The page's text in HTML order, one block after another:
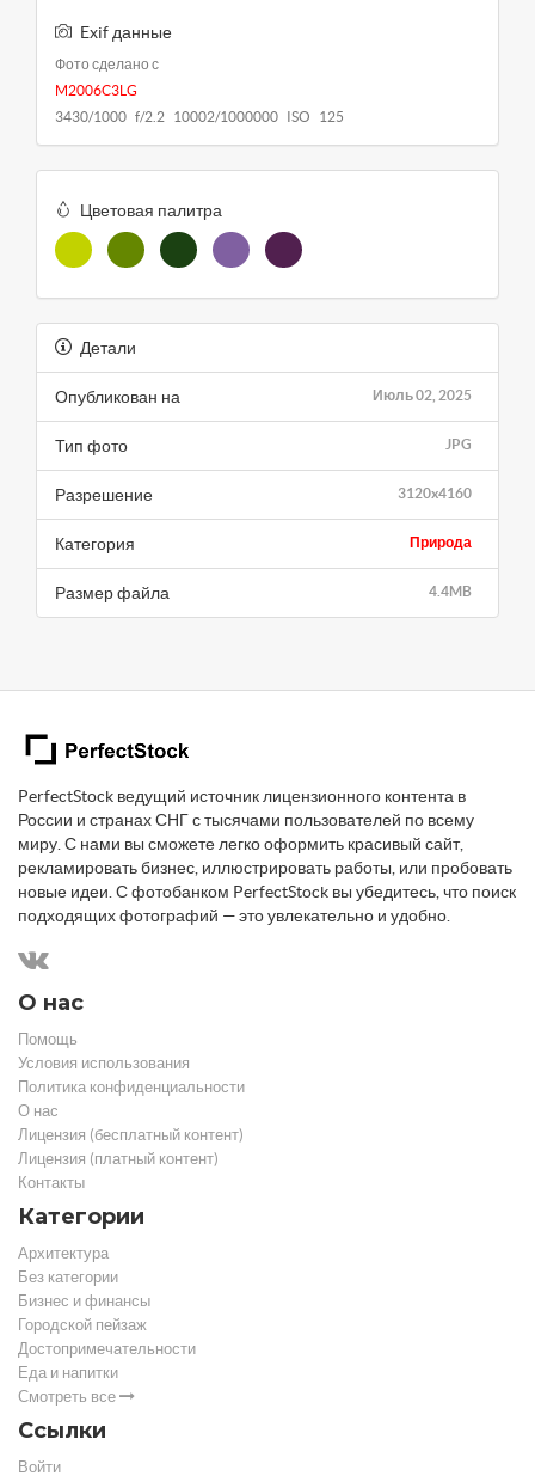
Exif данные
Фото сделано с
M2006C3LG
3430/1000 f/2.2 10002/1000000 ISO 125
Цветовая палитра
Детали
Июль 02, 2025
Опубликован на
JPG
Тип фото
3120x4160
Разрешение
Природа
Категория
4.4MB
Размер файла
PerfectStock ведущий источник лицензионного контента в
России и странах СНГ с тысячами пользователей по всему
миру. С нами вы сможете легко оформить красивый сайт,
рекламировать бизнес, иллюстрировать работы, или пробовать
новые идеи. С фотобанком PerfectStock вы убедитесь, что поиск
подходящих фотографий — это увлекательно и удобно.
О нас
Помощь
Условия использования
Политика конфиденциальности
О нас
Лицензия (бесплатный контент)
Лицензия (платный контент)
Контакты
Категории
Архитектура
Без категории
Бизнес и финансы
Городской пейзаж
Достопримечательности
Еда и напитки
Смотреть все
Ссылки
Войти